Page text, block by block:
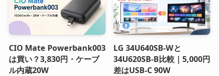
CIO Mate Powerbank003
は買い？3,830円・ケーブ
ル内蔵20W
LG 34U640SB-Wと
34U620SB-B比較｜5,000円
差はUSB-C 90W